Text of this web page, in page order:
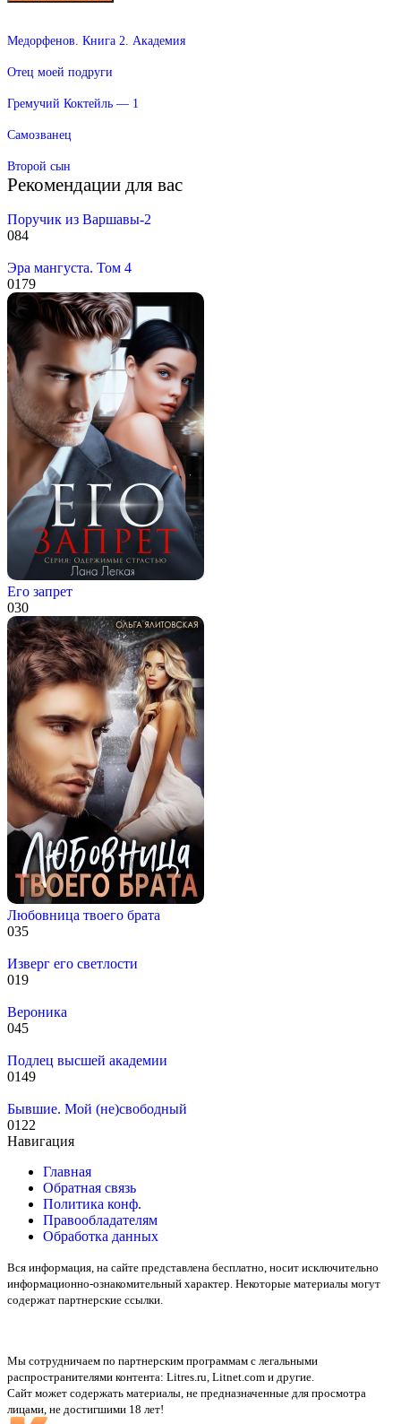
Медорфенов. Книга 2. Академия
Отец моей подруги
Гремучий Коктейль — 1
Самозванец
Второй сын
Рекомендации для вас
Поручик из Варшавы-2
084
Эра мангуста. Том 4
0179
Его запрет
030
Любовница твоего брата
035
Изверг его светлости
019
Вероника
045
Подлец высшей академии
0149
Бывшие. Мой (не)свободный
0122
Навигация
Главная
Обратная связь
Политика конф.
Правообладателям
Обработка данных
Вся информация, на сайте представлена бесплатно, носит исключительно
информационно-ознакомительный характер. Некоторые материалы могут
содержат партнерские ссылки.
Мы сотрудничаем по партнерским программам с легальными
распространителями контента: Litres.ru, Litnet.com и другие.
Сайт может содержать материалы, не предназначенные для просмотра
лицами, не достигшими 18 лет!